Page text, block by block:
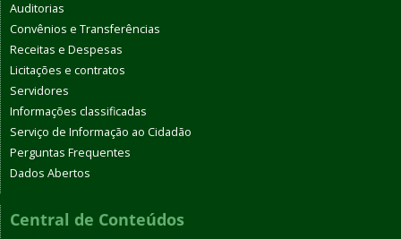
Auditorias
Convênios e Transferências
Receitas e Despesas
Licitações e contratos
Servidores
Informações classificadas
Serviço de Informação ao Cidadão
Perguntas Frequentes
Dados Abertos
Central de Conteúdos